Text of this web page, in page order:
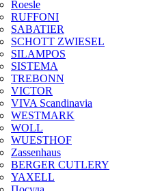
Roesle
RUFFONI
SABATIER
SCHOTT ZWIESEL
SILAMPOS
SISTEMA
TREBONN
VICTOR
VIVA Scandinavia
WESTMARK
WOLL
WUESTHOF
Zassenhaus
BERGER CUTLERY
YAXELL